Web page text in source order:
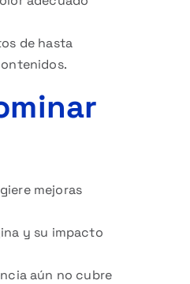
de hasta
mejoras
y su impacto
aún no cubre